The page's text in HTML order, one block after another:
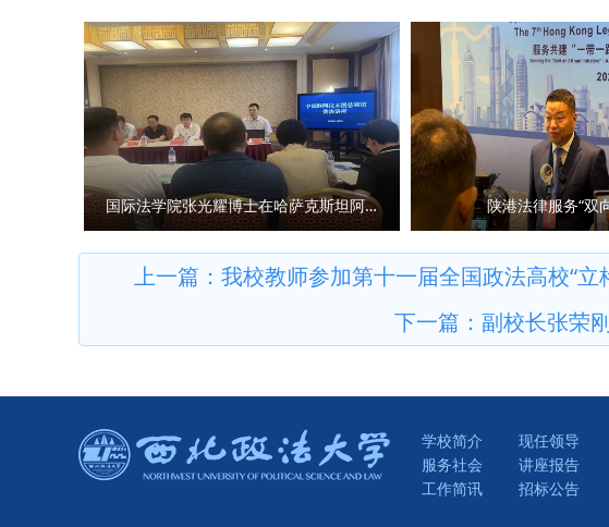
的“全球法律数据库”正式进入试运行阶段。 学校
处、经济学院、刑事法学院、民商法学院、经
家安全学院（反恐怖主义法学院）、公安学院（
国别检察司法研究中心、中亚法律查明中心、涉
主要负责人和学生共计140余人参加会议。 （
上，立足我省丰富的文化资源、鲜明的研究特
能，更加专注于陕西高质量发展和国家重大战
设的华美篇章。 问：《条例》对新型智库建设
彻《条例》，建强新型智库平台？ 袁祖社：陕
设，依托陕西师范大学学科优势，汇聚全省哲
陕西省哲学社会科学研究中心将贯彻落实《条
课题发布、学术研究方面聚焦延安精神、照金
社科大军，不断扩大陕西省哲学社会科学研究
库，为地方经济社会发展贡献力量。 问：《条
育引导、监督惩治职责明确、高效协同的科研
分关键的问题，是学术研究的根本。学者在进
权无法得到有效保护，必然会滋生造假现象。
术期刊、数据库平台的监管，避免变相侵占作
产生哪些积极影响？ 马朝琦：《条例》将会在
策、习近平新时代中国特色社会主义思想、党内
式进行，旨在考察科级干部的应急处突本领、组
比拼热潮，引导广大年轻干部不断深化党的创新
效转化为推动事业发展的强大动力。 “本次比赛
兵。通过此次比赛，我们进一步强化了政治理
此次比赛作为契机，调准学习发展的坐标轴，
位上努力拼搏、再创佳绩！”参赛选手李伟弟说
重视，加强组织领导，精心部署推动，形成了
拟展示比赛中，全体在校校领导、有关职能部
手通过随机抽题的方式，围绕模拟设置的各类
工作作风和过硬的素质能力。经过三个环节的
荣获二等奖，邵大壮等6位同志荣获三等奖，吴
当、创新”的优良作风，认真履职尽责，为推动
林的比赛中获奖，我倍感荣幸。这次经历让我深
国际法学院张光耀博士在哈萨克斯坦阿拉木图开展科研与社会服务活动 陕港法律服务“双
上一篇： 我校教师参加第十一届全国政法高校“立格联
下一篇： 副校长张荣
学校简介 现任领导
服务社会
讲座报告
工作简讯
招标公告